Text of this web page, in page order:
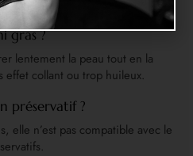
gras ?
lentement la peau tout en la
effet collant ou trop huileux.
préservatif ?
elle n’est pas compatible avec le